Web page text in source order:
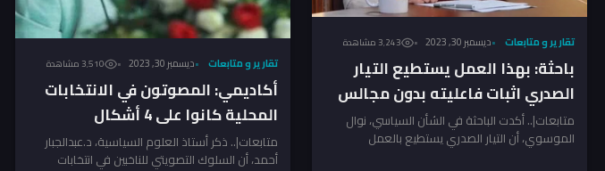
تقارير و متابعات ديسمبر 30, 2023 3٬243 مشاهدة
باحثة: بهذا العمل يستطيع التيار
الصدري اثبات فاعليته بدون مجالس
المحافظات
متابعات|.. أكدت الباحثة في الشأن السياسي، نوال
الموسوي، أن التيار الصدري يستطيع بالعمل
تقارير و متابعات ديسمبر 30, 2023 3٬510 مشاهدة
أكاديمي: المصوتون في الانتخابات
المحلية كانوا على 4 أشكال
متابعات|.. ذكر أستاذ العلوم السياسية، د.عبدالجبار
أحمد، أن السلوك التصويتي للناخبين في انتخابات